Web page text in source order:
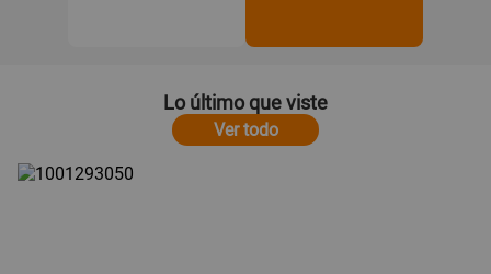
Lo último que viste
Ver todo